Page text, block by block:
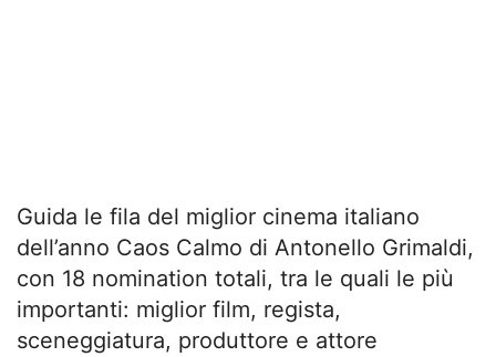
Guida le fila del miglior cinema italiano
dell’anno Caos Calmo di Antonello Grimaldi,
con 18 nomination totali, tra le quali le più
importanti: miglior film, regista,
sceneggiatura, produttore e attore